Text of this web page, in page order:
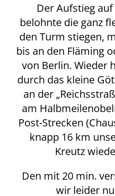
Der Aufstieg
belohnte die ganz
den Turm stiegen,
bis an den Fläming
von Berlin. Wieder
durch das kleine
an der
am
Post-Strecken
knapp 16 km
Kreutz
Den mit 20 min.
wir leider